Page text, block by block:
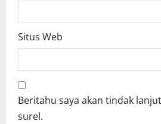
Situs Web
Beritahu saya akan tindak
surel.